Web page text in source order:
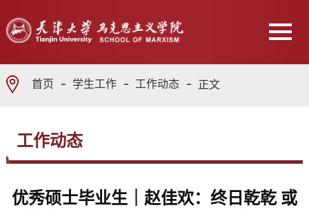
首页 学生工作 工作动态 正文
工作动态
优秀硕士毕业生｜赵佳欢：终日乾乾 或